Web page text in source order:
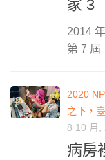
家 3
2014
第 7 屆
2020
之下，
8 10 月,
病房